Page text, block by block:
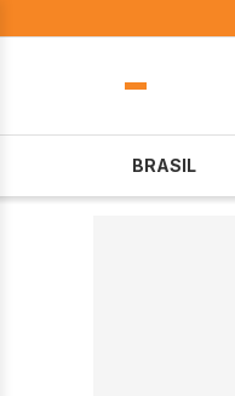
BRASIL